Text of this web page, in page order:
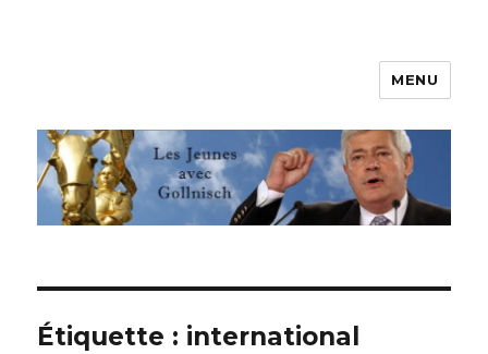
Les jeunes avec Gollnisch
MENU
Étiquette : international